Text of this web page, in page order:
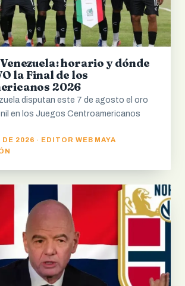
horario y dónde
la Final de los
2026
disputan este 7 de agosto el oro
en los Juegos Centroamericanos
2026 · EDITOR WEB MAYA